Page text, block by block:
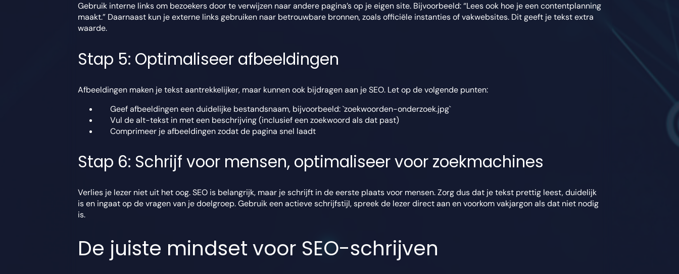
Gebruik interne links om bezoekers door te verwijzen naar andere pagina’s op je eigen site. Bijvoorbeeld: “Lees ook hoe je een contentplanning
maakt.” Daarnaast kun je externe links gebruiken naar betrouwbare bronnen, zoals officiële instanties of vakwebsites. Dit geeft je tekst extra
waarde.
Stap 5: Optimaliseer afbeeldingen
Afbeeldingen maken je tekst aantrekkelijker, maar kunnen ook bijdragen aan je SEO. Let op de volgende punten:
Geef afbeeldingen een duidelijke bestandsnaam, bijvoorbeeld: `zoekwoorden-onderzoek.jpg`
Vul de alt-tekst in met een beschrijving (inclusief een zoekwoord als dat past)
Comprimeer je afbeeldingen zodat de pagina snel laadt
Stap 6: Schrijf voor mensen, optimaliseer voor zoekmachines
Verlies je lezer niet uit het oog. SEO is belangrijk, maar je schrijft in de eerste plaats voor mensen. Zorg dus dat je tekst prettig leest, duidelijk
is en ingaat op de vragen van je doelgroep. Gebruik een actieve schrijfstijl, spreek de lezer direct aan en voorkom vakjargon als dat niet nodig
is.
De juiste mindset voor SEO-schrijven